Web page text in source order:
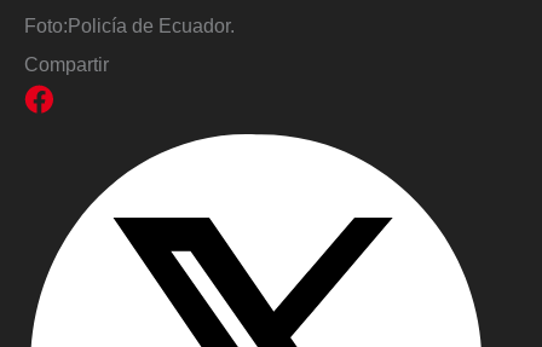
Foto:Policía de Ecuador.
Compartir